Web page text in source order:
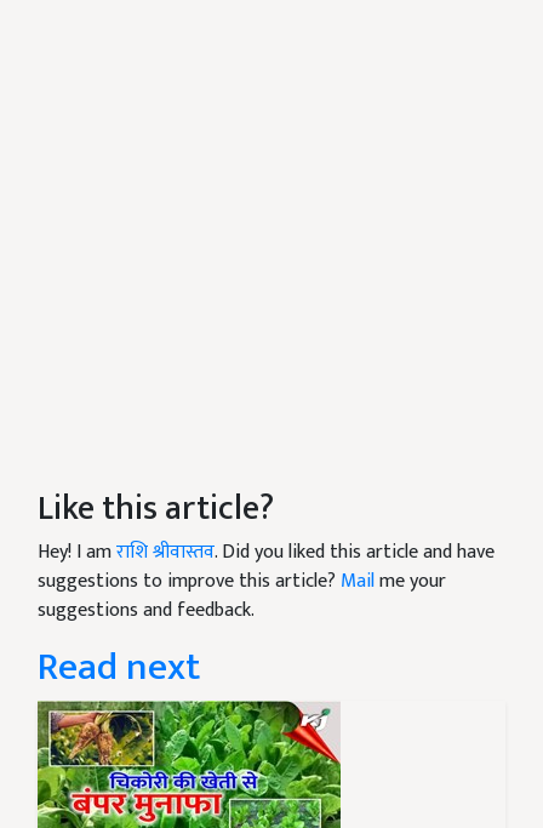
Like this article?
Hey! I amराशि श्रीवास्तव. Did you liked this article and have
suggestions to improve this article? Mailme your
suggestions and feedback.
Read next